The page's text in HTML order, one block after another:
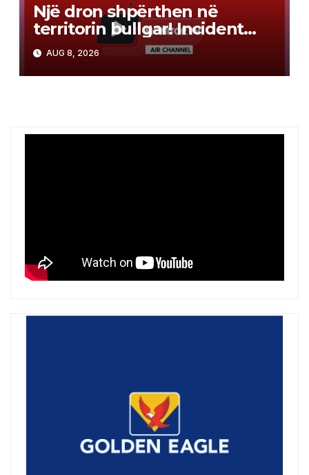
Një dron shpërthen në
territorin bullgar! Incident
pranë gazsjellësit trans-
ballkanik, autoritetet hetojnë
AUG 8, 2026